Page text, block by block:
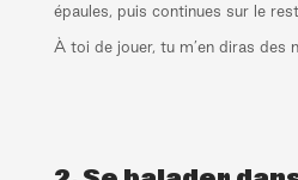
épaules, puis continues sur le
À toi de jouer, tu m’en diras des